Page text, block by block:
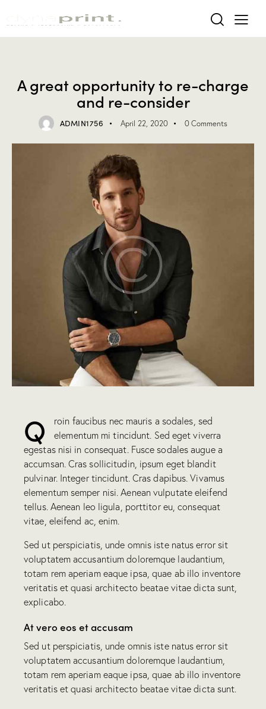
A great opportunity to re-charge
and re-consider
ADMIN1756 April 22, 2020 0 Comments
Q
roin faucibus nec mauris a sodales, sed
elementum mi tincidunt. Sed eget viverra
egestas nisi in consequat. Fusce sodales augue a
accumsan. Cras sollicitudin, ipsum eget blandit
pulvinar. Integer tincidunt. Cras dapibus. Vivamus
elementum semper nisi. Aenean vulputate eleifend
tellus. Aenean leo ligula, porttitor eu, consequat
vitae, eleifend ac, enim.
Sed ut perspiciatis, unde omnis iste natus error sit
voluptatem accusantium doloremque laudantium,
totam rem aperiam eaque ipsa, quae ab illo inventore
veritatis et quasi architecto beatae vitae dicta sunt,
explicabo.
At vero eos et accusam
Sed ut perspiciatis, unde omnis iste natus error sit
voluptatem accusantium doloremque laudantium,
totam rem aperiam eaque ipsa, quae ab illo inventore
veritatis et quasi architecto beatae vitae dicta sunt.